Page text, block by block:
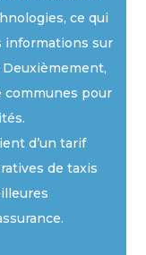
ce qui
informations sur
Deuxièmement,
communes pour
d’un tarif
de taxis